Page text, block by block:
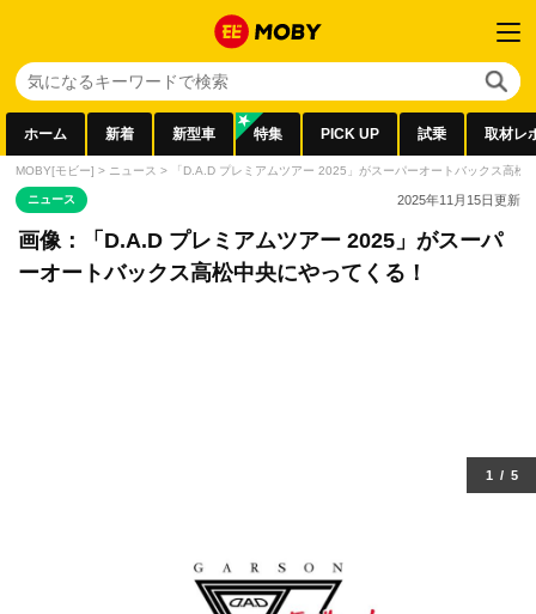
ホーム 新着 新型車 特集 PICK UP 試乗 取材レ
MOBY[モビー] > ニュース > 「D.A.D プレミアムツアー 2025」がスーパーオートバックス高松
ニュース 2025年11月15日更新
画像：「D.A.D プレミアムツアー 2025」がスーパ
ーオートバックス高松中央にやってくる！
1 / 5